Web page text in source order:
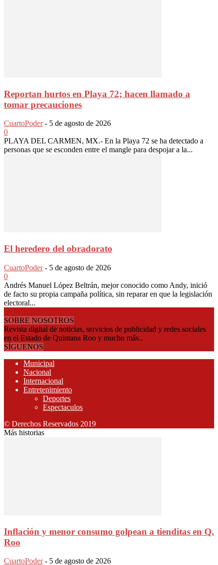
Reportan hurtos en Playa 72; hacen llamado a
tomar precauciones
CuartoPoder - 5 de agosto de 2026
0
PLAYA DEL CARMEN, MX.- En la Playa 72 se ha detectado a
personas que se esconden entre el mangle para despojar a la...
El heredero del obradorato
CuartoPoder - 5 de agosto de 2026
0
Andrés Manuel López Beltrán, mejor conocido como Andy, inició
de facto su propia campaña política, sin reparar en que la legislación
electoral...
SOBRE NOSOTROS
Revista digital de noticias, servicios de publicidad y redes sociales
en el Estado de Quintana Roo y mucho más..
SÍGUENOS
Municipal
Nacional
Internacional
Entretenimiento
Deportes
Espectaculos
© Derechos Reservados 2019
Más historias
Inflación y menor consumo golpean a tienditas en Q.
Roo
CuartoPoder - 5 de agosto de 2026